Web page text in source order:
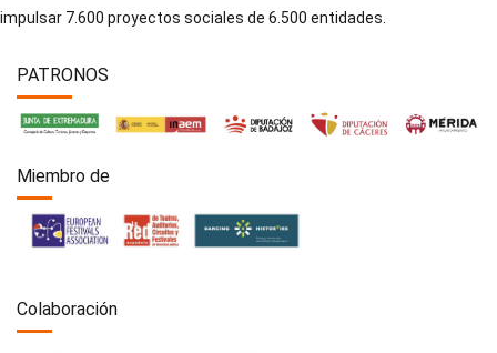
impulsar 7.600 proyectos sociales de 6.500 entidades.
PATRONOS
Miembro de
Colaboración